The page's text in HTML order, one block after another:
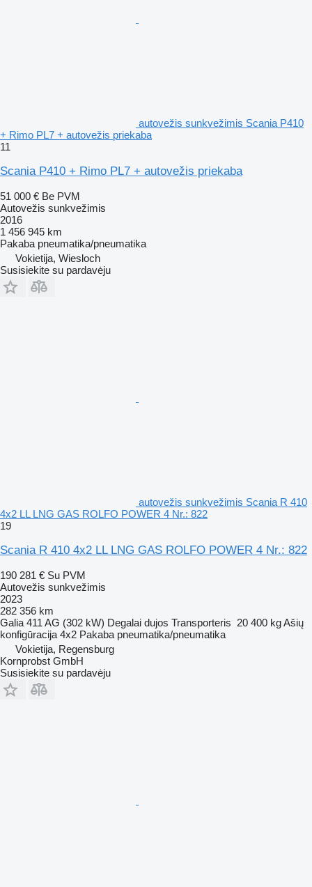
autovežis sunkvežimis Scania P410
+ Rimo PL7 + autovežis priekaba
11
Scania P410 + Rimo PL7 + autovežis priekaba
51 000 € Be PVM
Autovežis sunkvežimis
2016
1 456 945 km
Pakaba pneumatika/pneumatika
Vokietija, Wiesloch
Susisiekite su pardavėju
autovežis sunkvežimis Scania R 410
4x2 LL LNG GAS ROLFO POWER 4 Nr.: 822
19
Scania R 410 4x2 LL LNG GAS ROLFO POWER 4 Nr.: 822
190 281 € Su PVM
Autovežis sunkvežimis
2023
282 356 km
Galia 411 AG (302 kW) Degalai dujos Transporteris 20 400 kgAšių
konfigūracija 4x2 Pakaba pneumatika/pneumatika
Vokietija, Regensburg
Kornprobst GmbH
Susisiekite su pardavėju